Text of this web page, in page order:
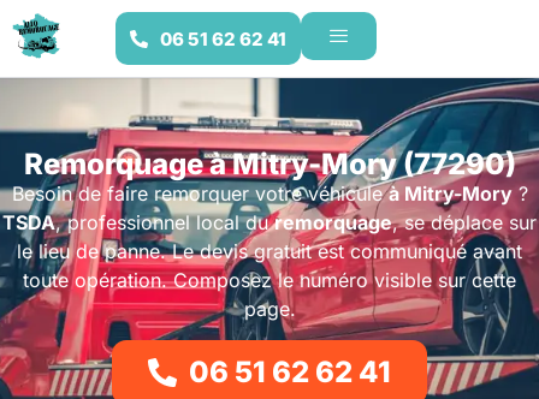
06 51 62 62 41
Remorquage à Mitry-Mory (77290)
Besoin de faire remorquer votre véhiculeà Mitry-Mory?
TSDA, professionnel local duremorquage, se déplace sur
le lieu de panne. Le devis gratuit est communiqué avant
toute opération. Composez le numéro visible sur cette
page.
06 51 62 62 41